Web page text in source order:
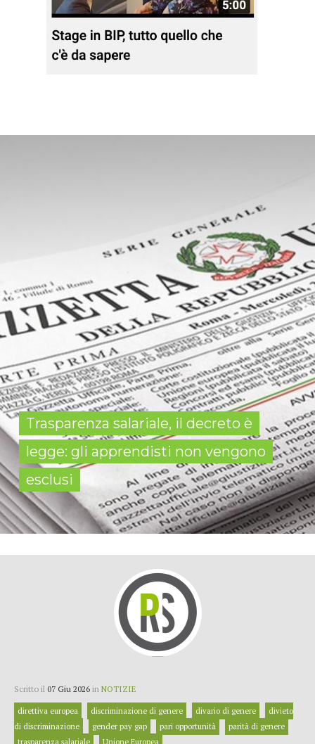
Trasparenza salariale, il decreto è
legge: gli apprendisti non vengono
esclusi
Scritto il 07 Giu 2026 in NOTIZIE
direttiva europea discriminazione di genere divario di genere
divieto
di discriminazione
gender pay gap pari opportunità
parità di genere
trasparenza salariale
Unione Europea